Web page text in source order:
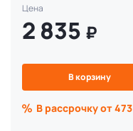
Цена
2 835 ₽
В корзину
В рассрочку от 473